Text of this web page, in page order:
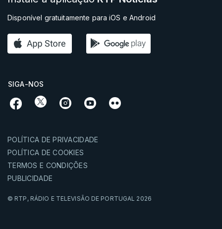
Disponível gratuitamente para iOS e Android
SIGA-NOS
POLÍTICA DE PRIVACIDADE
POLÍTICA DE COOKIES
TERMOS E CONDIÇÕES
PUBLICIDADE
© RTP, RÁDIO E TELEVISÃO DE PORTUGAL 2026